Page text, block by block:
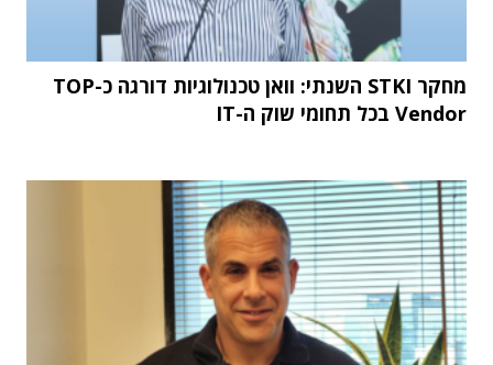
מחקר STKI השנתי: וואן טכנולוגיות דורגה כ-TOP
Vendor בכל תחומי שוק ה-IT